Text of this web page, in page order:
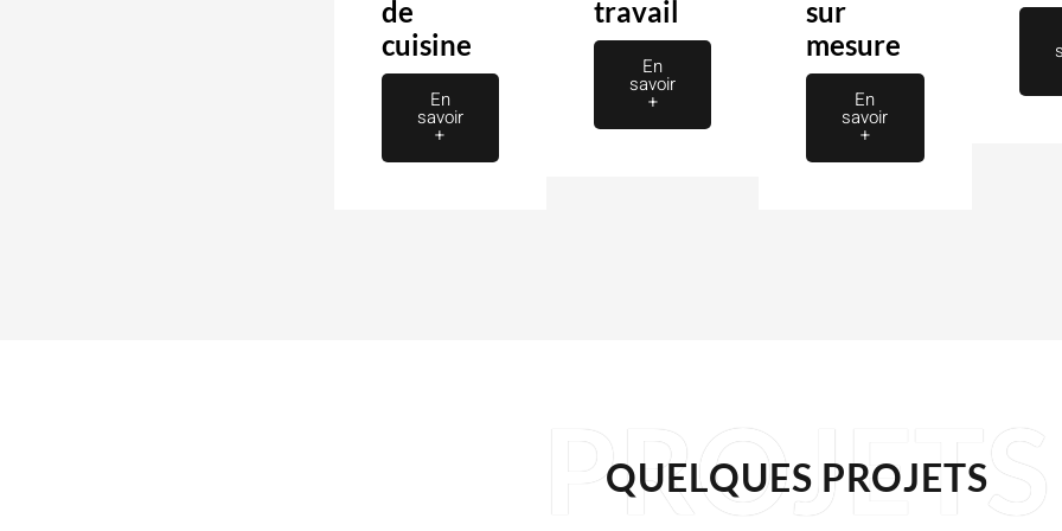
de
cuisine
En
savoir
+
travail
En
savoir
+
sur
mesure
En
savoir
+
PROJETS
QUELQUES PROJETS